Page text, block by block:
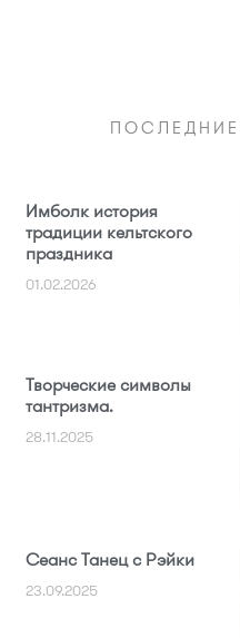
Имболк история
традиции кельтского
праздника
01.02.2026
Творческие символы
тантризма.
28.11.2025
Сеанс Танец с Рэйки
23.09.2025